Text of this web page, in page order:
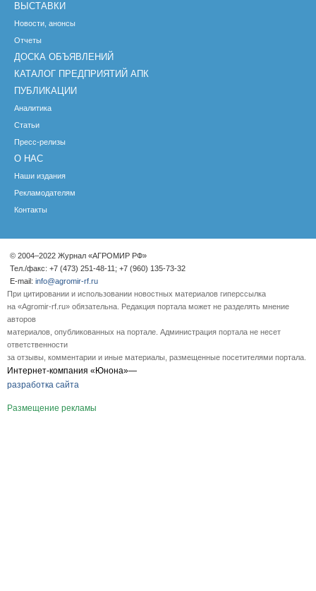
ВЫСТАВКИ
Новости, анонсы
Отчеты
ДОСКА ОБЪЯВЛЕНИЙ
КАТАЛОГ ПРЕДПРИЯТИЙ АПК
ПУБЛИКАЦИИ
Аналитика
Статьи
Пресс-релизы
О НАС
Наши издания
Рекламодателям
Контакты
© 2004–2022 Журнал «АГРОМИР РФ»
Тел./факс: +7 (473) 251-48-11; +7 (960) 135-73-32
E-mail: info@agromir-rf.ru
При цитировании и использовании новостных материалов гиперссылка
на «Agromir-rf.ru» обязательна. Редакция портала может не разделять мнение
авторов
материалов, опубликованных на портале. Администрация портала не несет
ответственности
за отзывы, комментарии и иные материалы, размещенные посетителями портала.
Интернет-компания «Юнона»—
разработка сайта
Размещение рекламы